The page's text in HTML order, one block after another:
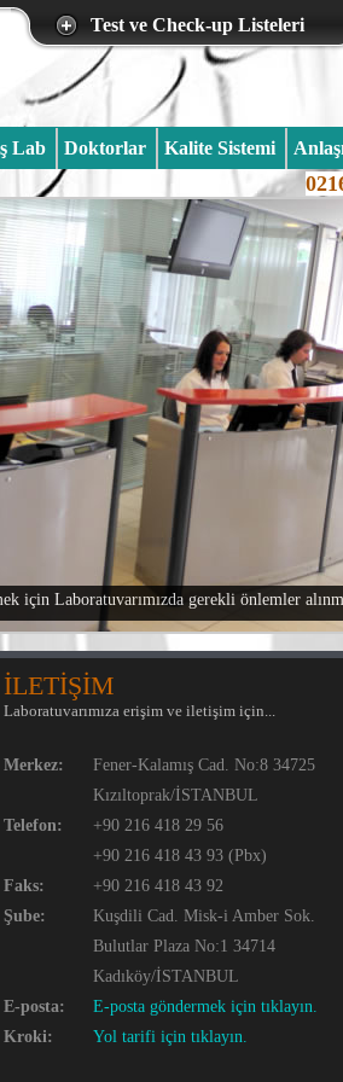
Test ve Check-up Listeleri
Lab Doktorlar Kalite Sistemi
için Laboratuvarımızda gerekli önlemler
İLETİŞİM
Laboratuvarımıza erişim ve iletişim için...
Merkez:
Fener-Kalamış Cad. No:8 34725
Kızıltoprak/İSTANBUL
Telefon:
+90 216 418 29 56
+90 216 418 43 93 (Pbx)
Faks:
+90 216 418 43 92
Şube:
Kuşdili Cad. Misk-i Amber Sok.
Bulutlar Plaza No:1 34714
Kadıköy/İSTANBUL
E-posta:
E-posta göndermek için tıklayın.
Kroki:
Yol tarifi için tıklayın.